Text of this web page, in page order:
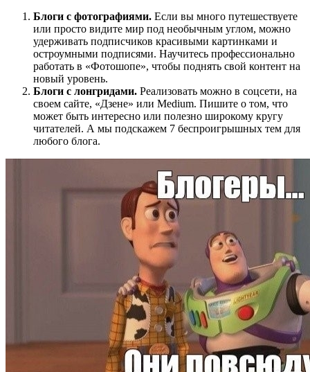
Блоги с фотографиями. Если вы много путешествуете
или просто видите мир под необычным углом, можно
удерживать подписчиков красивыми картинками и
остроумными подписями. Научитесь профессионально
работать в «Фотошопе», чтобы поднять свой контент на
новый уровень.
Блоги с лонгридами. Реализовать можно в соцсети, на
своем сайте, «Дзене» или Medium. Пишите о том, что
может быть интересно или полезно широкому кругу
читателей. А мы подскажем 7 беспроигрышных тем для
любого блога.